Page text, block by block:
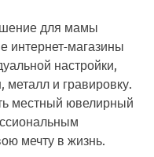
для мамы
интернет-магазины
настройки,
и гравировку.
местный ювелирный
мечту в жизнь.